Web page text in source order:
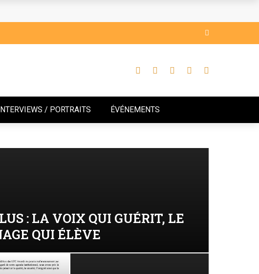
2025
VIBRANTE DE VISION ET D’AMBITION
/ PORTRAITS ÉVÉNEMENTS
: LA VOIX QUI GUÉRIT, LE
QUI ÉLÈVE